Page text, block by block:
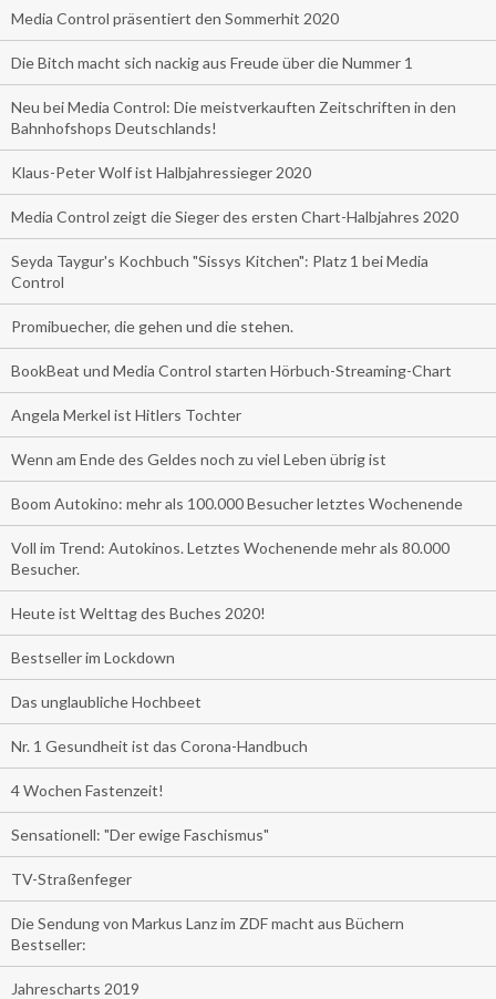
Media Control präsentiert den Sommerhit 2020
Die Bitch macht sich nackig aus Freude über die Nummer 1
Neu bei Media Control: Die meistverkauften Zeitschriften in den
Bahnhofshops Deutschlands!
Klaus-Peter Wolf ist Halbjahressieger 2020
Media Control zeigt die Sieger des ersten Chart-Halbjahres 2020
Seyda Taygur's Kochbuch "Sissys Kitchen": Platz 1 bei Media
Control
Promibuecher, die gehen und die stehen.
BookBeat und Media Control starten Hörbuch-Streaming-Chart
Angela Merkel ist Hitlers Tochter
Wenn am Ende des Geldes noch zu viel Leben übrig ist
Boom Autokino: mehr als 100.000 Besucher letztes Wochenende
Voll im Trend: Autokinos. Letztes Wochenende mehr als 80.000
Besucher.
Heute ist Welttag des Buches 2020!
Bestseller im Lockdown
Das unglaubliche Hochbeet
Nr. 1 Gesundheit ist das Corona-Handbuch
4 Wochen Fastenzeit!
Sensationell: "Der ewige Faschismus"
TV-Straßenfeger
Die Sendung von Markus Lanz im ZDF macht aus Büchern
Bestseller:
Jahrescharts 2019